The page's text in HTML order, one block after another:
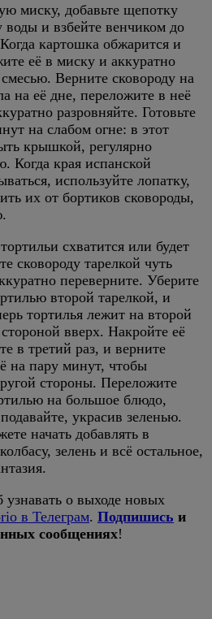
миску, добавьте щепотку
и взбейте венчиком до
картошка обжарится и
её в миску и аккуратно
Верните сковороду на
на её дне, переложите в неё
разровняйте. Готовьте
на слабом огне: в этот
крышкой, регулярно
Когда края испанской
используйте лопатку,
их от бортиков сковороды,
схватится или будет
сковороду тарелкой чуть
переверните. Уберите
второй тарелкой, и
тортилья лежит на второй
вверх. Накройте её
в третий раз, и верните
на пару минут, чтобы
стороны. Переложите
на большое блюдо,
украсив зеленью.
начать добавлять в
зелень и всё остальное,
о выходе новых
в Телеграм. Подпишись и
сообщениях!